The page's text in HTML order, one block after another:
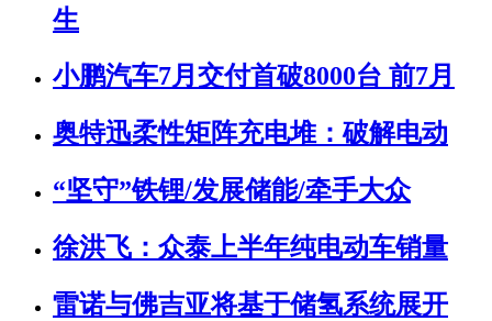
生
小鹏汽车7月交付首破8000台 前7月
奥特迅柔性矩阵充电堆：破解电动
“坚守”铁锂/发展储能/牵手大众
徐洪飞：众泰上半年纯电动车销量
雷诺与佛吉亚将基于储氢系统展开